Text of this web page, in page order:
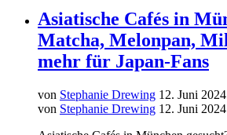
Asiatische Cafés in
Matcha, Melonpan,
mehr für Japan-Fans
von Stephanie Drewing 12. Juni 2024
von Stephanie Drewing 12. Juni 2024